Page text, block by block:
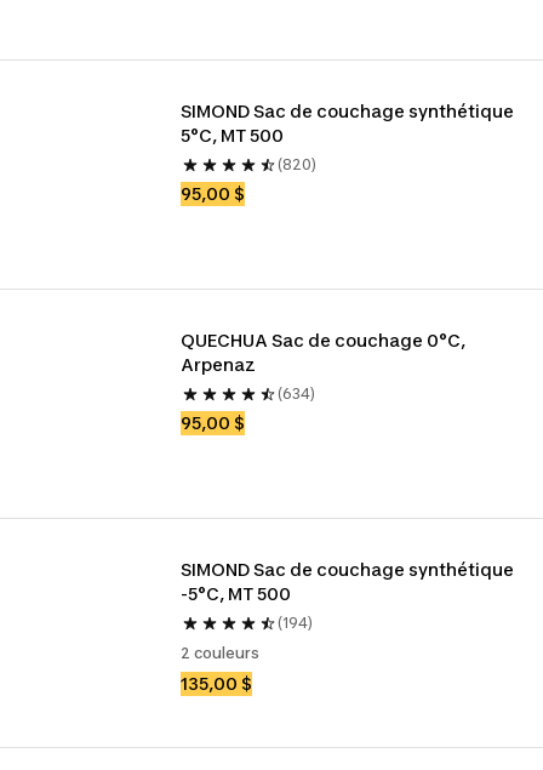
SIMOND Sac de couchage synthétique
5°C, MT 500
(820)
95,00 $
QUECHUA Sac de couchage 0°C,
Arpenaz
(634)
95,00 $
SIMOND Sac de couchage synthétique
-5°C, MT 500
(194)
2 couleurs
135,00 $